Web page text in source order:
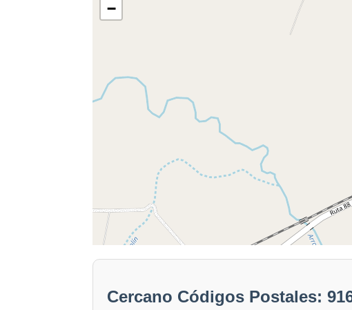
−
Cercano Códigos Postales: